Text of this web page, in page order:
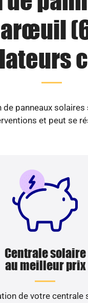
panneaux
et peut se
Centrale solaire
au meilleur prix
de votre centrale